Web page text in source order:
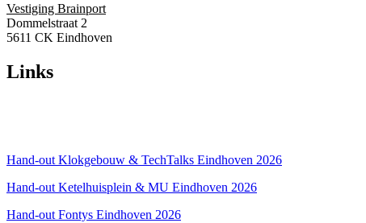
Vestiging Brainport
Dommelstraat 2
5611 CK Eindhoven
Links
Hand-out Klokgebouw & TechTalks Eindhoven 2026
Hand-out Ketelhuisplein & MU Eindhoven 2026
Hand-out Fontys Eindhoven 2026